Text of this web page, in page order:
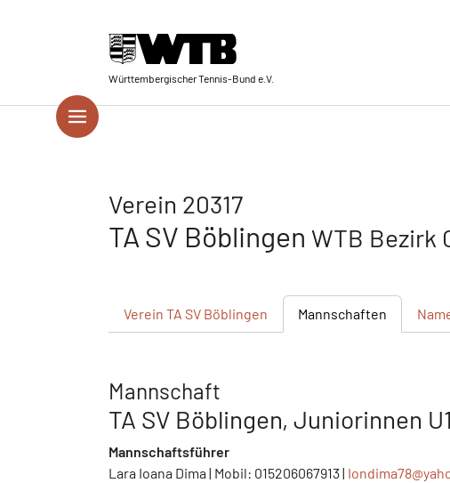
Württembergischer Tennis-Bund e.V.
Verein 20317
TA SV Böblingen WTB Bezirk
Verein TA SV Böblingen Mannschaften
Mannschaft
TA SV Böblingen, Juniorinnen
Mannschaftsführer
Lara Ioana Dima | Mobil: 015206067913 | Iondima78@